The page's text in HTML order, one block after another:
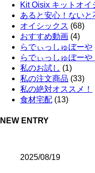
Kit Oisix キットオイ
あると安心！ないと
オイシックス (68)
おすすめ動画 (4)
らでぃっしゅぼーや
らでぃっしゅぼーや
私のお試し (1)
私の注文商品 (33)
私の絶対オススメ！
食材宅配 (13)
NEW ENTRY
2025/08/19